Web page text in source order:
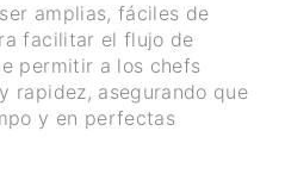
amplias, fáciles de
facilitar el flujo de
permitir a los chefs
rapidez, asegurando que
y en perfectas